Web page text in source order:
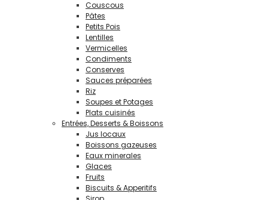
Couscous
Pâtes
Petits Pois
Lentilles
Vermicelles
Condiments
Conserves
Sauces préparées
Riz
Soupes et Potages
Plats cuisinés
Entrées, Desserts & Boissons
Jus locaux
Boissons gazeuses
Eaux minerales
Glaces
Fruits
Biscuits & Apperitifs